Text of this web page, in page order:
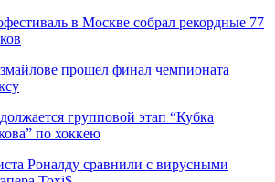
в Москве собрал рекордные 77
прошел финал чемпионата
групповой этап “Кубка
по хоккею
Роналду сравнили с вирусными